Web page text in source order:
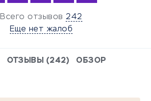
Всего отзывов 242
Еще нет жалоб
ОТЗЫВЫ (242) ОБЗОР